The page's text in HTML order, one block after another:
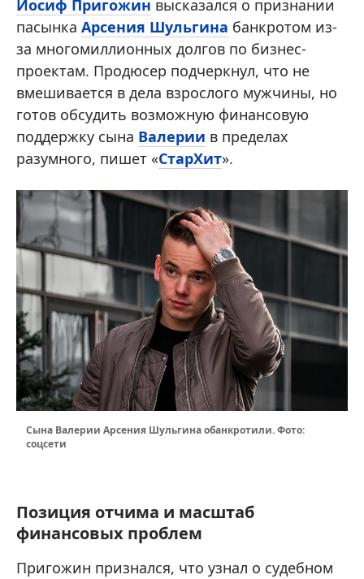
Иосиф Пригожин высказался о признании
пасынка Арсения Шульгина банкротом из-
за многомиллионных долгов по бизнес-
проектам. Продюсер подчеркнул, что не
вмешивается в дела взрослого мужчины, но
готов обсудить возможную финансовую
поддержку сына Валерии в пределах
разумного, пишет «СтарХит».
Сына Валерии Арсения Шульгина обанкротили. Фото:
соцсети
Позиция отчима и масштаб
финансовых проблем
Пригожин признался, что узнал о судебном